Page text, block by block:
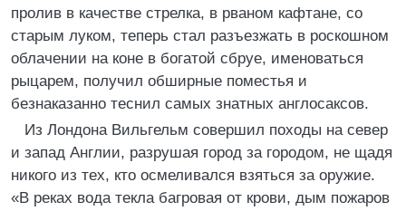
пролив в качестве стрелка, в рваном кафтане, со
старым луком, теперь стал разъезжать в роскошном
облачении на коне в богатой сбруе, именоваться
рыцарем, получил обширные поместья и
безнаказанно теснил самых знатных англосаксов.
Из Лондона Вильгельм совершил походы на север
и запад Англии, разрушая город за городом, не щадя
никого из тех, кто осмеливался взяться за оружие.
«В реках вода текла багровая от крови, дым пожаров